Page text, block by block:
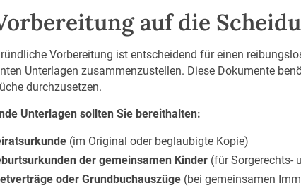
auf die
Vorbereitung ist entscheidend für einen
Unterlagen zusammenzustellen. Diese Dokumente
durchzusetzen.
Unterlagen sollten Sie bereithalten:
(im Original oder beglaubigte Kopie)
der gemeinsamen Kinder (für Sorgerechts-
oder Grundbuchauszüge (bei gemeinsamen